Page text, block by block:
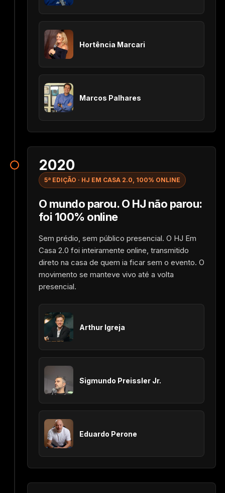
Hortência Marcari
Marcos Palhares
2020
5ª EDIÇÃO · HJ EM CASA 2.0, 100% ONLINE
O mundo parou. O HJ não parou:
foi 100% online
Sem prédio, sem público presencial. O HJ Em
Casa 2.0 foi inteiramente online, transmitido
direto na casa de quem ia ficar sem o evento. O
movimento se manteve vivo até a volta
presencial.
Arthur Igreja
Sigmundo Preissler Jr.
Eduardo Perone